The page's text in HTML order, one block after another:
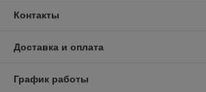
Контакты
Доставка и оплата
График работы